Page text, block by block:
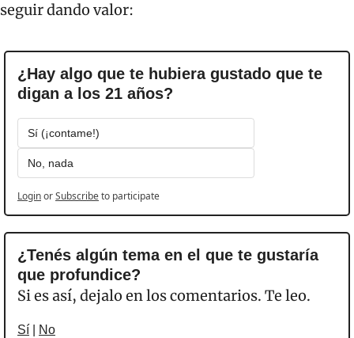
seguir dando valor:
¿Hay algo que te hubiera gustado que te
digan a los 21 años?
Sí (¡contame!)
No, nada
LoginorSubscribeto participate
¿Tenés algún tema en el que te gustaría
que profundice?
Si es así, dejalo en los comentarios. Te leo.
Sí No